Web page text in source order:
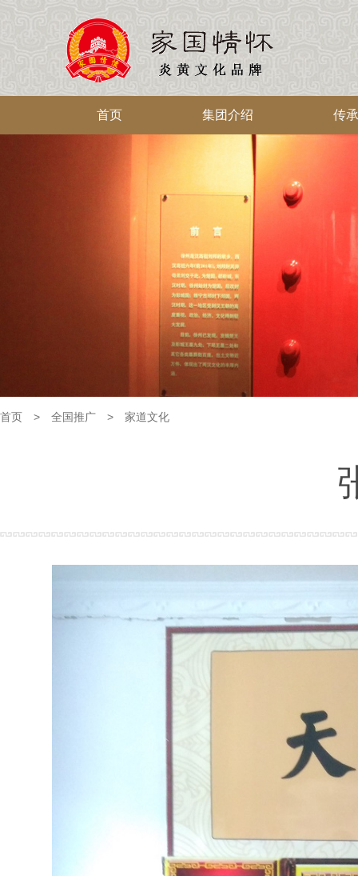
首页 集团介绍 传
首页 > 全国推广 > 家道文化